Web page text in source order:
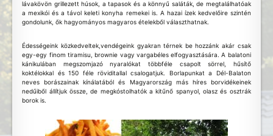
lávakövön grillezett húsok, a tapasok és a könnyű saláták, de megtalálhatóak
a mexikói és a távol keleti konyha remekei is. A hazai ízek kedvelőire szintén
gondolunk, ők hagyományos magyaros ételekből választhatnak.
Édességeink közkedveltek,vendégeink gyakran térnek be hozzánk akár csak
egy-egy finom tiramisu, brownie vagy vargabéles elfogyasztására. A balatoni
kánikulában megszomjazó nyaralókat többféle csapolt sörrel, hűsítő
koktélokkal és 150 féle röviditallal csalogatjuk. Borlapunkat a Dél-Balaton
neves borászainak kínálatából és Magyarország más híres borvidékeinek
nedűiből állítjuk össze, de megkóstolhatók a kitűnő spanyol, olasz és osztrák
borok is.